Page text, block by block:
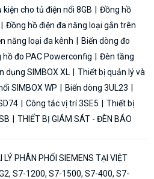
kiện cho tủ điện nổi 8GB
Đồng hồ
Đồng hồ điện đa năng loại gắn trên
năng loại đa kênh
Biến dòng đo
hồ đo PAC Powerconfig
Đèn tầng
dụng SIMBOX XL
Thiết bị quản lý và
SIMBOX WP
Biến dòng 3UL23
Công tắc vị trí 3SE5
Thiết bị
THIẾT BỊ GIÁM SÁT - ĐÈN BÁO
PHÂN PHỐI SIEMENS TẠI VIỆT
S7-1200, S7-1500, S7-400, S7-